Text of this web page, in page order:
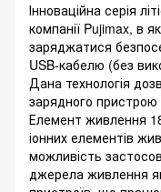
Інноваційна серія
компанії Pujimax, в
заряджатися
USB-кабелю (без
Дана технологія
зарядного пристрою
Елемент живлення
іонних елементів
можливість
джерела живлення як